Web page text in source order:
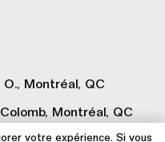
Montréal, QC
Montréal, QC
votre expérience. Si vous